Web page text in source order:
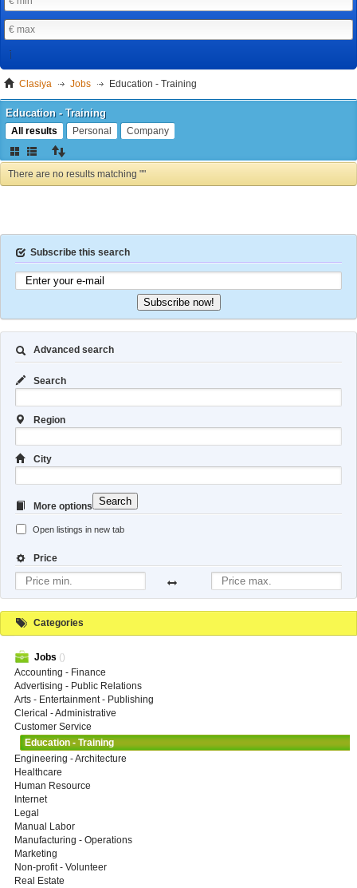
Clasiya Jobs Education - Training
Education - Training
All results Personal Company
There are no results matching ""
Subscribe this search
Subscribe now!
Advanced search
Search
Region
City
More options
Open listings in new tab
Price
Search
Categories
Jobs ()
Accounting - Finance
Advertising - Public Relations
Arts - Entertainment - Publishing
Clerical - Administrative
Customer Service
Education - Training
Engineering - Architecture
Healthcare
Human Resource
Internet
Legal
Manual Labor
Manufacturing - Operations
Marketing
Non-profit - Volunteer
Real Estate